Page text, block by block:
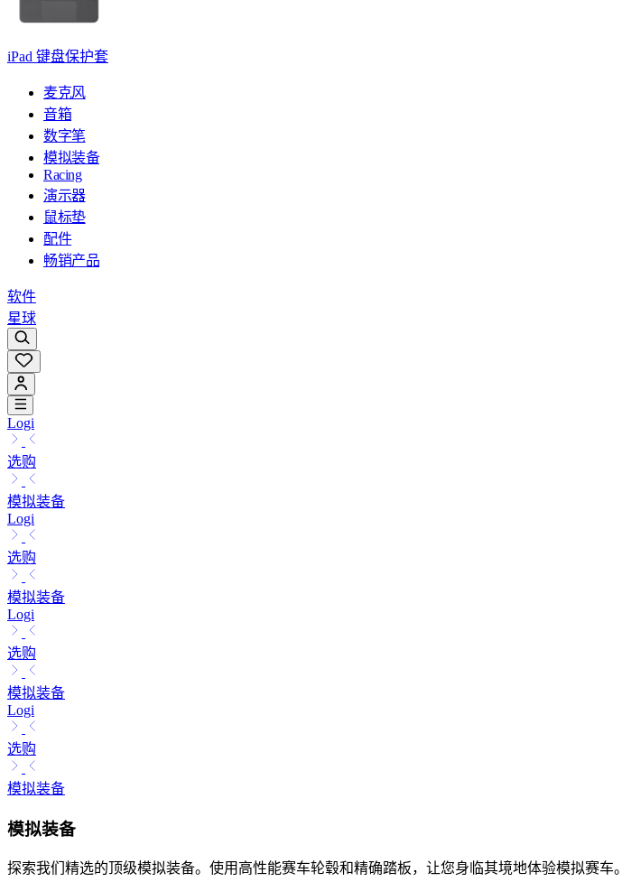
iPad 键盘保护套
麦克风
音箱
数字笔
模拟装备
Racing
演示器
鼠标垫
配件
畅销产品
软件
星球
Logi
选购
模拟装备
Logi
选购
模拟装备
Logi
选购
模拟装备
Logi
选购
模拟装备
模拟装备
探索我们精选的顶级模拟装备。使用高性能赛车轮毂和精确踏板，让您身临其境地体验模拟赛车。